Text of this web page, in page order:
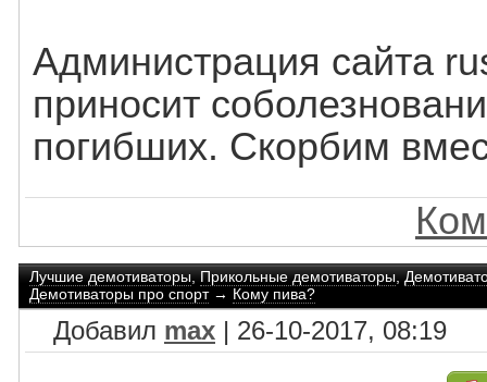
Администрация сайта
приносит
погибших. Скорбим
Лучшие демотиваторы,Прикольные демотиваторы,
Демотиваторы про спорт→ Кому пива?
Добавил max | 26-10-2017, 08:19